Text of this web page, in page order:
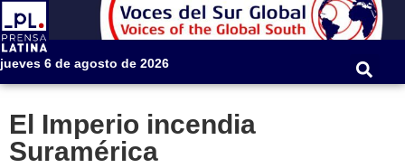
jueves 6 de agosto de 2026
El Imperio incendia
Suramérica